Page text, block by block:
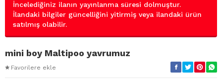
İncelediğiniz ilanın yayınlanma süresi dolmuştur.
İlandaki bilgiler güncelliğini yitirmiş veya ilandaki ürün
satılmış olabilir.
mini boy Maltipoo yavrumuz
Favorilere ekle